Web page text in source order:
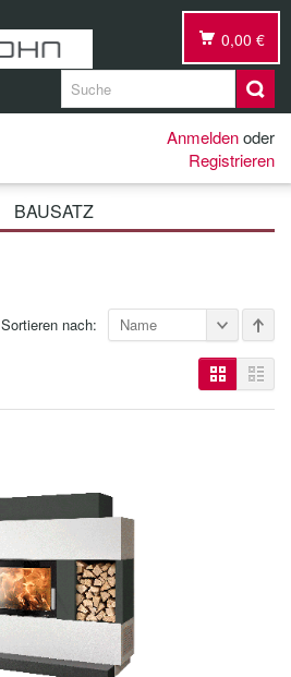
0,00 €
Anmeldenoder
Registrieren
BAUSATZ
Sortieren nach: Name